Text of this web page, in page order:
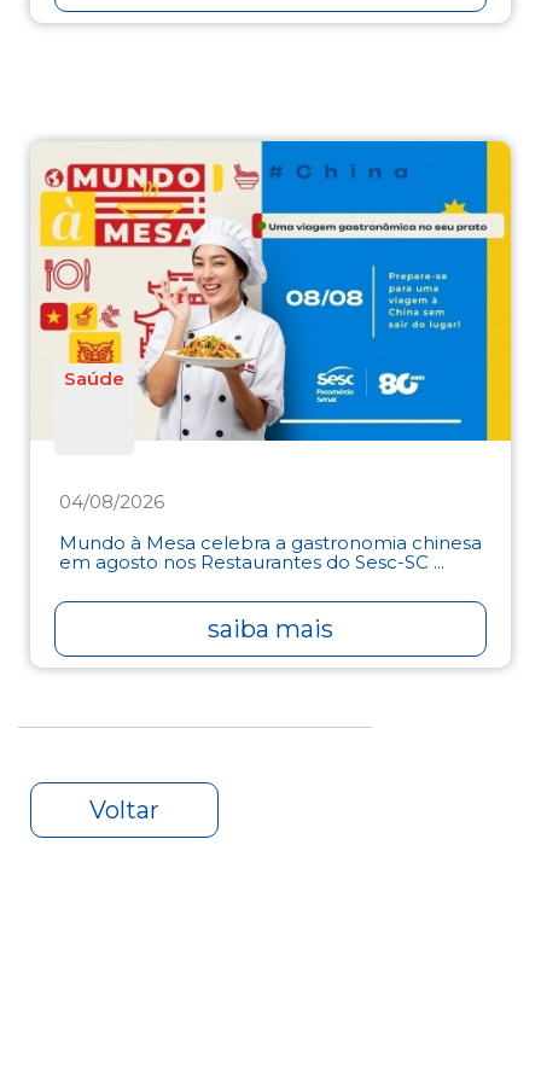
Saúde
04/08/2026
Mundo à Mesa celebra a gastronomia chinesa
em agosto nos Restaurantes do Sesc-SC ...
saiba mais
Voltar